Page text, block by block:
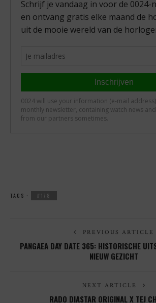
TAGS : #178
PREVIOUS ARTICLE
PANGAEA DAY DATE 365: HISTORISCHE
NIEUW GEZICHT
NEXT ARTICLE
RADO DIASTAR ORIGINAL X TEJ